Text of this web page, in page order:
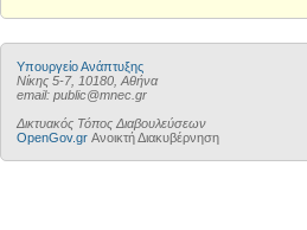
Υπουργείο Ανάπτυξης
Νίκης 5-7, 10180, Αθήνα
email: public@mnec.gr
Δικτυακός Τόπος Διαβουλεύσεων
OpenGov.gr Ανοικτή Διακυβέρνηση